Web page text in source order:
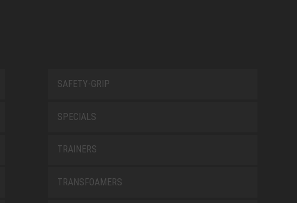
SAFETY-GRIP
SPECIALS
TRAINERS
TRANSFOAMERS